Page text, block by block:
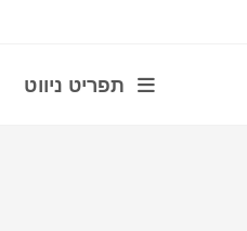
תפריט ניווט